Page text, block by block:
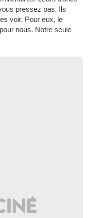
pressez pas. Ils
voir. Pour eux, le
nous. Notre seule